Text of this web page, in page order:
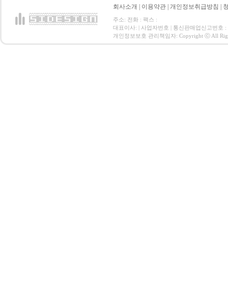
회사소개 이용약관 개인정보취급방침
주소: 전화 : 팩스 :
대표이사: | 사업자번호 | 통신판매업신고번호 :
개인정보보호 관리책임자: Copyright ⓒ All